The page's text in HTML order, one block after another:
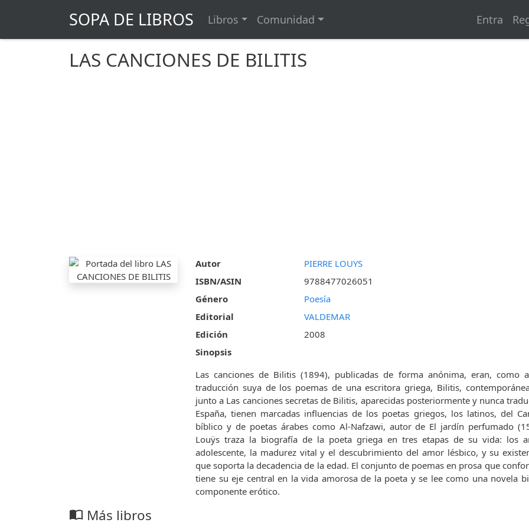
SOPA DE LIBROS Libros Comunidad Entra
LAS CANCIONES DE BILITIS
Autor
PIERRE LOUYS
ISBN/ASIN
9788477026051
Género
Poesía
Editorial
VALDEMAR
Edición
2008
Sinopsis
Las canciones de Bilitis (1894), publicadas de forma anónima, eran, como
traducción suya de los poemas de una escritora griega, Bilitis,
junto a Las canciones secretas de Bilitis, aparecidas posteriormente y nunca
España, tienen marcadas influencias de los poetas griegos, los latinos, del
bíblico y de poetas árabes como Al-Nafzawi, autor de El jardín perfumado
Louÿs traza la biografía de la poeta griega en tres etapas de su vida: los
adolescente, la madurez vital y el descubrimiento del amor lésbico, y su
que soporta la decadencia de la edad. El conjunto de poemas en prosa que
tiene su eje central en la vida amorosa de la poeta y se lee como una novela
componente erótico.
import_contacts Más libros